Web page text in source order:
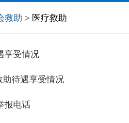
救助 > 医疗救助
享受情况
助待遇享受情况
报电话